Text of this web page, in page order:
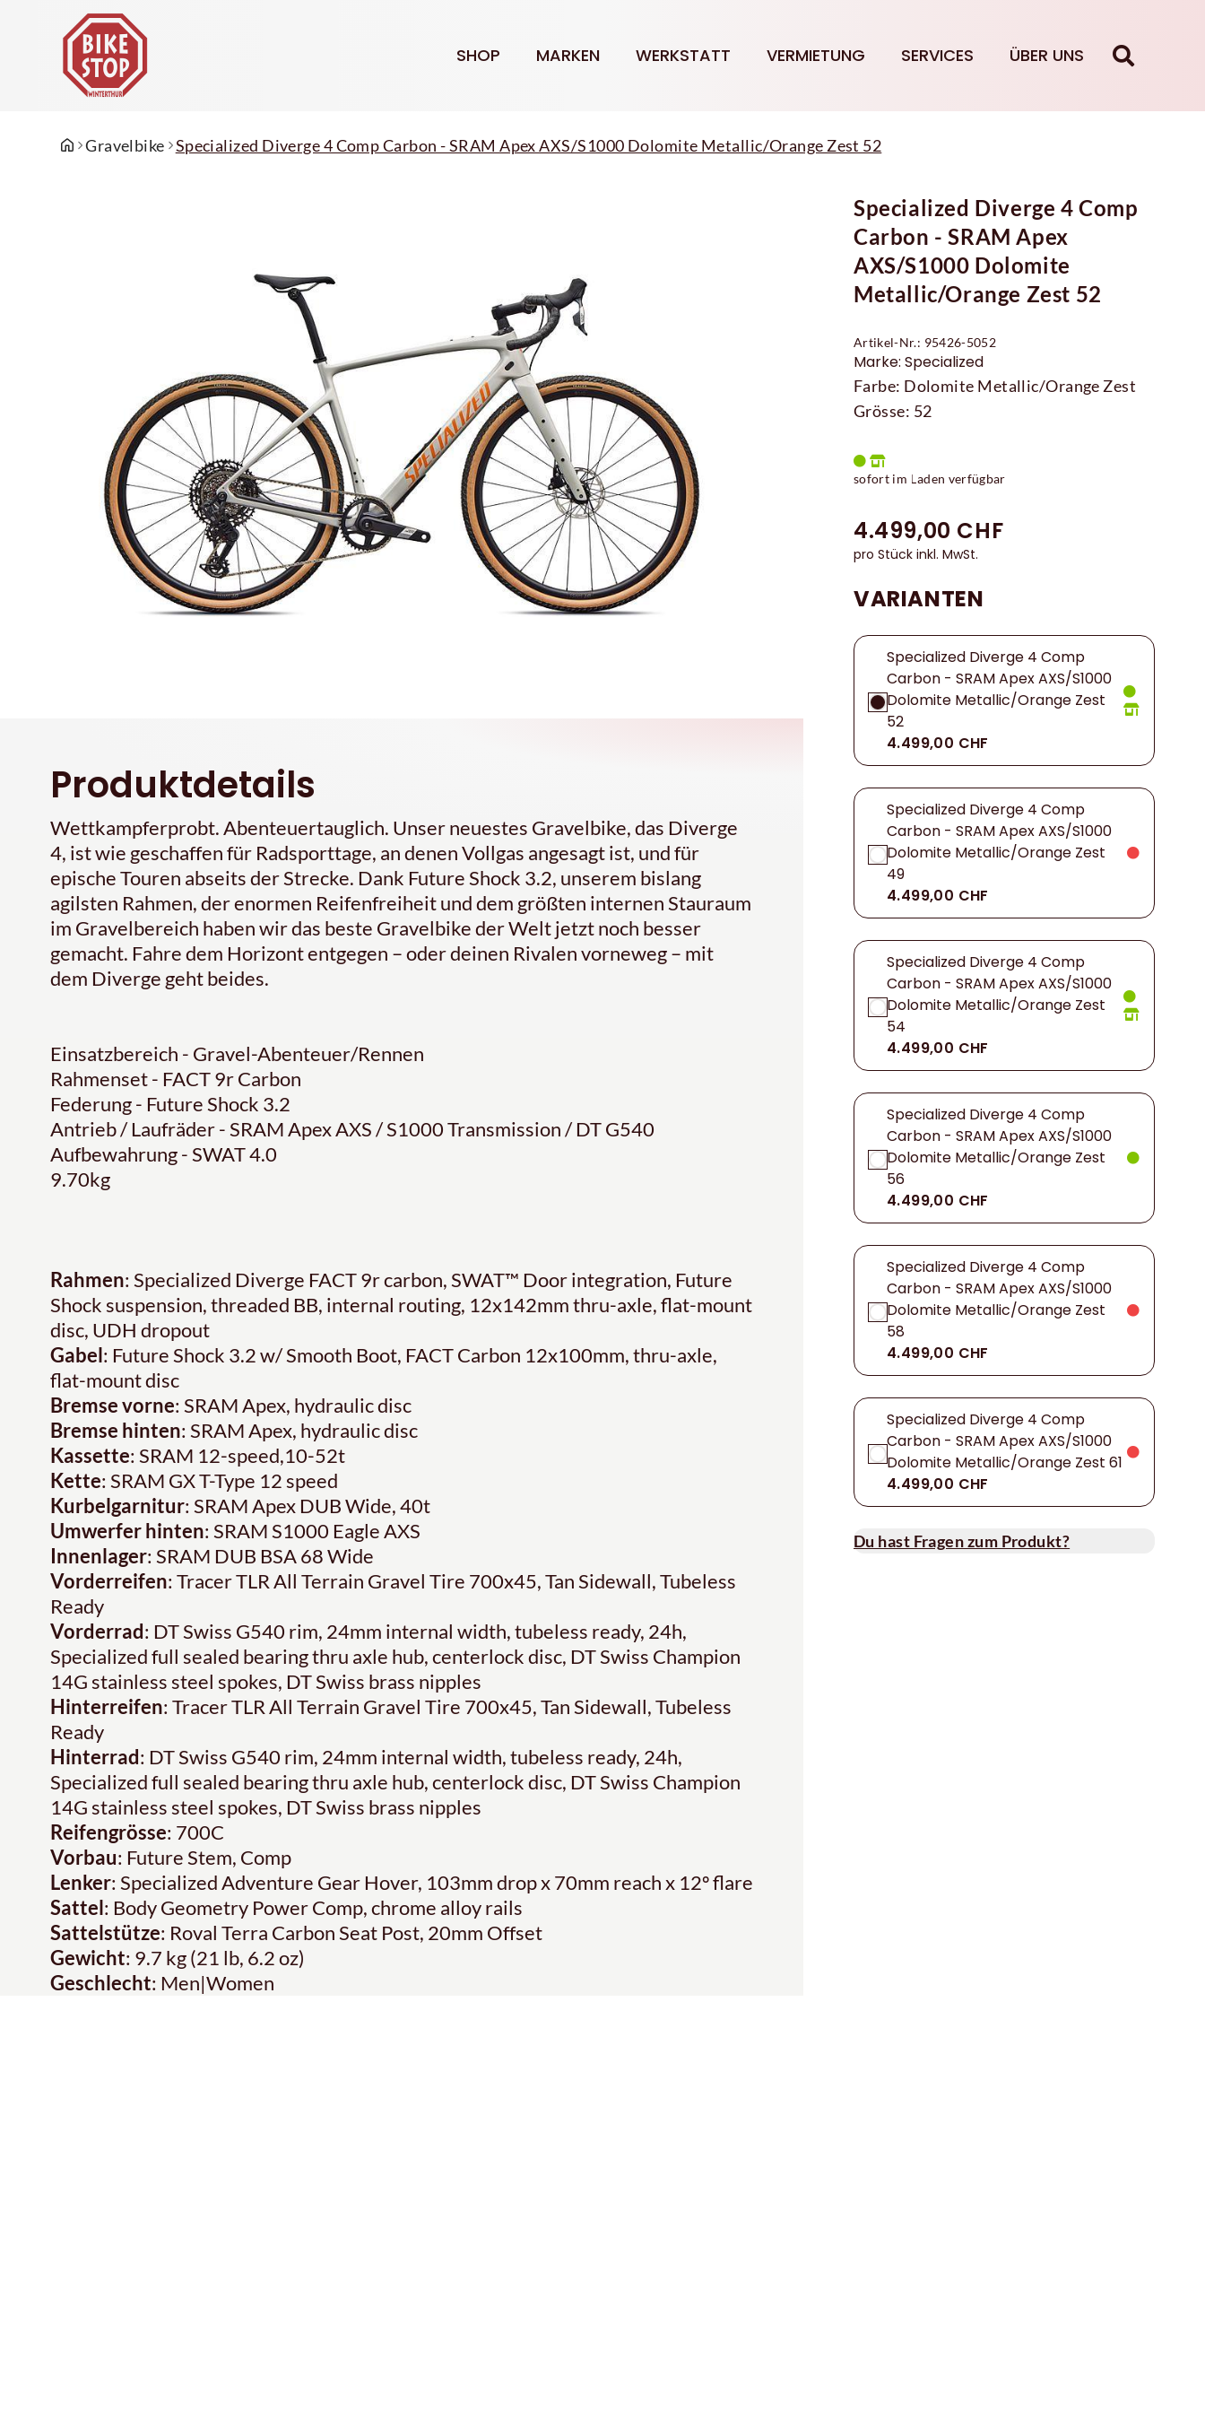
SHOP MARKEN WERKSTATT VERMIETUNG SERVICES ÜBER UNS
Gravelbike Specialized Diverge 4 Comp Carbon - SRAM Apex AXS/S1000 Dolomite Metallic/Orange Zest 52
Produktdetails
Wettkampferprobt. Abenteuertauglich. Unser neuestes Gravelbike, das Diverge
4, ist wie geschaffen für Radsporttage, an denen Vollgas angesagt ist, und für
epische Touren abseits der Strecke. Dank Future Shock 3.2, unserem bislang
agilsten Rahmen, der enormen Reifenfreiheit und dem größten internen Stauraum
im Gravelbereich haben wir das beste Gravelbike der Welt jetzt noch besser
gemacht. Fahre dem Horizont entgegen – oder deinen Rivalen vorneweg – mit
dem Diverge geht beides.
Einsatzbereich - Gravel-Abenteuer/Rennen
Rahmenset - FACT 9r Carbon
Federung - Future Shock 3.2
Antrieb / Laufräder - SRAM Apex AXS / S1000 Transmission / DT G540
Aufbewahrung - SWAT 4.0
9.70kg
Rahmen: Specialized Diverge FACT 9r carbon, SWAT™ Door integration, Future
Shock suspension, threaded BB, internal routing, 12x142mm thru-axle, flat-mount
disc, UDH dropout
Gabel: Future Shock 3.2 w/ Smooth Boot, FACT Carbon 12x100mm, thru-axle,
flat-mount disc
Bremse vorne: SRAM Apex, hydraulic disc
Bremse hinten: SRAM Apex, hydraulic disc
Kassette: SRAM 12-speed,10-52t
Kette: SRAM GX T-Type 12 speed
Kurbelgarnitur: SRAM Apex DUB Wide, 40t
Umwerfer hinten: SRAM S1000 Eagle AXS
Innenlager: SRAM DUB BSA 68 Wide
Vorderreifen: Tracer TLR All Terrain Gravel Tire 700x45, Tan Sidewall, Tubeless
Ready
Vorderrad: DT Swiss G540 rim, 24mm internal width, tubeless ready, 24h,
Specialized full sealed bearing thru axle hub, centerlock disc, DT Swiss Champion
14G stainless steel spokes, DT Swiss brass nipples
Hinterreifen: Tracer TLR All Terrain Gravel Tire 700x45, Tan Sidewall, Tubeless
Ready
Hinterrad: DT Swiss G540 rim, 24mm internal width, tubeless ready, 24h,
Specialized full sealed bearing thru axle hub, centerlock disc, DT Swiss Champion
14G stainless steel spokes, DT Swiss brass nipples
Reifengrösse: 700C
Vorbau: Future Stem, Comp
Lenker: Specialized Adventure Gear Hover, 103mm drop x 70mm reach x 12º flare
Sattel: Body Geometry Power Comp, chrome alloy rails
Sattelstütze: Roval Terra Carbon Seat Post, 20mm Offset
Gewicht: 9.7 kg (21 lb, 6.2 oz)
Geschlecht: Men|Women
Specialized Diverge 4 Comp
Carbon - SRAM Apex
AXS/S1000 Dolomite
Metallic/Orange Zest 52
Artikel-Nr.: 95426-5052
Marke: Specialized
Farbe: Dolomite Metallic/Orange Zest
Grösse: 52
sofort im Laden verfügbar
4.499,00 CHF
pro Stück inkl. MwSt.
VARIANTEN
Specialized Diverge 4 Comp
Carbon - SRAM Apex AXS/S1000
Dolomite Metallic/Orange Zest
52
4.499,00 CHF
Specialized Diverge 4 Comp
Carbon - SRAM Apex AXS/S1000
Dolomite Metallic/Orange Zest
49
4.499,00 CHF
Specialized Diverge 4 Comp
Carbon - SRAM Apex AXS/S1000
Dolomite Metallic/Orange Zest
54
4.499,00 CHF
Specialized Diverge 4 Comp
Carbon - SRAM Apex AXS/S1000
Dolomite Metallic/Orange Zest
56
4.499,00 CHF
Specialized Diverge 4 Comp
Carbon - SRAM Apex AXS/S1000
Dolomite Metallic/Orange Zest
58
4.499,00 CHF
Specialized Diverge 4 Comp
Carbon - SRAM Apex AXS/S1000
Dolomite Metallic/Orange Zest 61
4.499,00 CHF
Du hast Fragen zum Produkt?